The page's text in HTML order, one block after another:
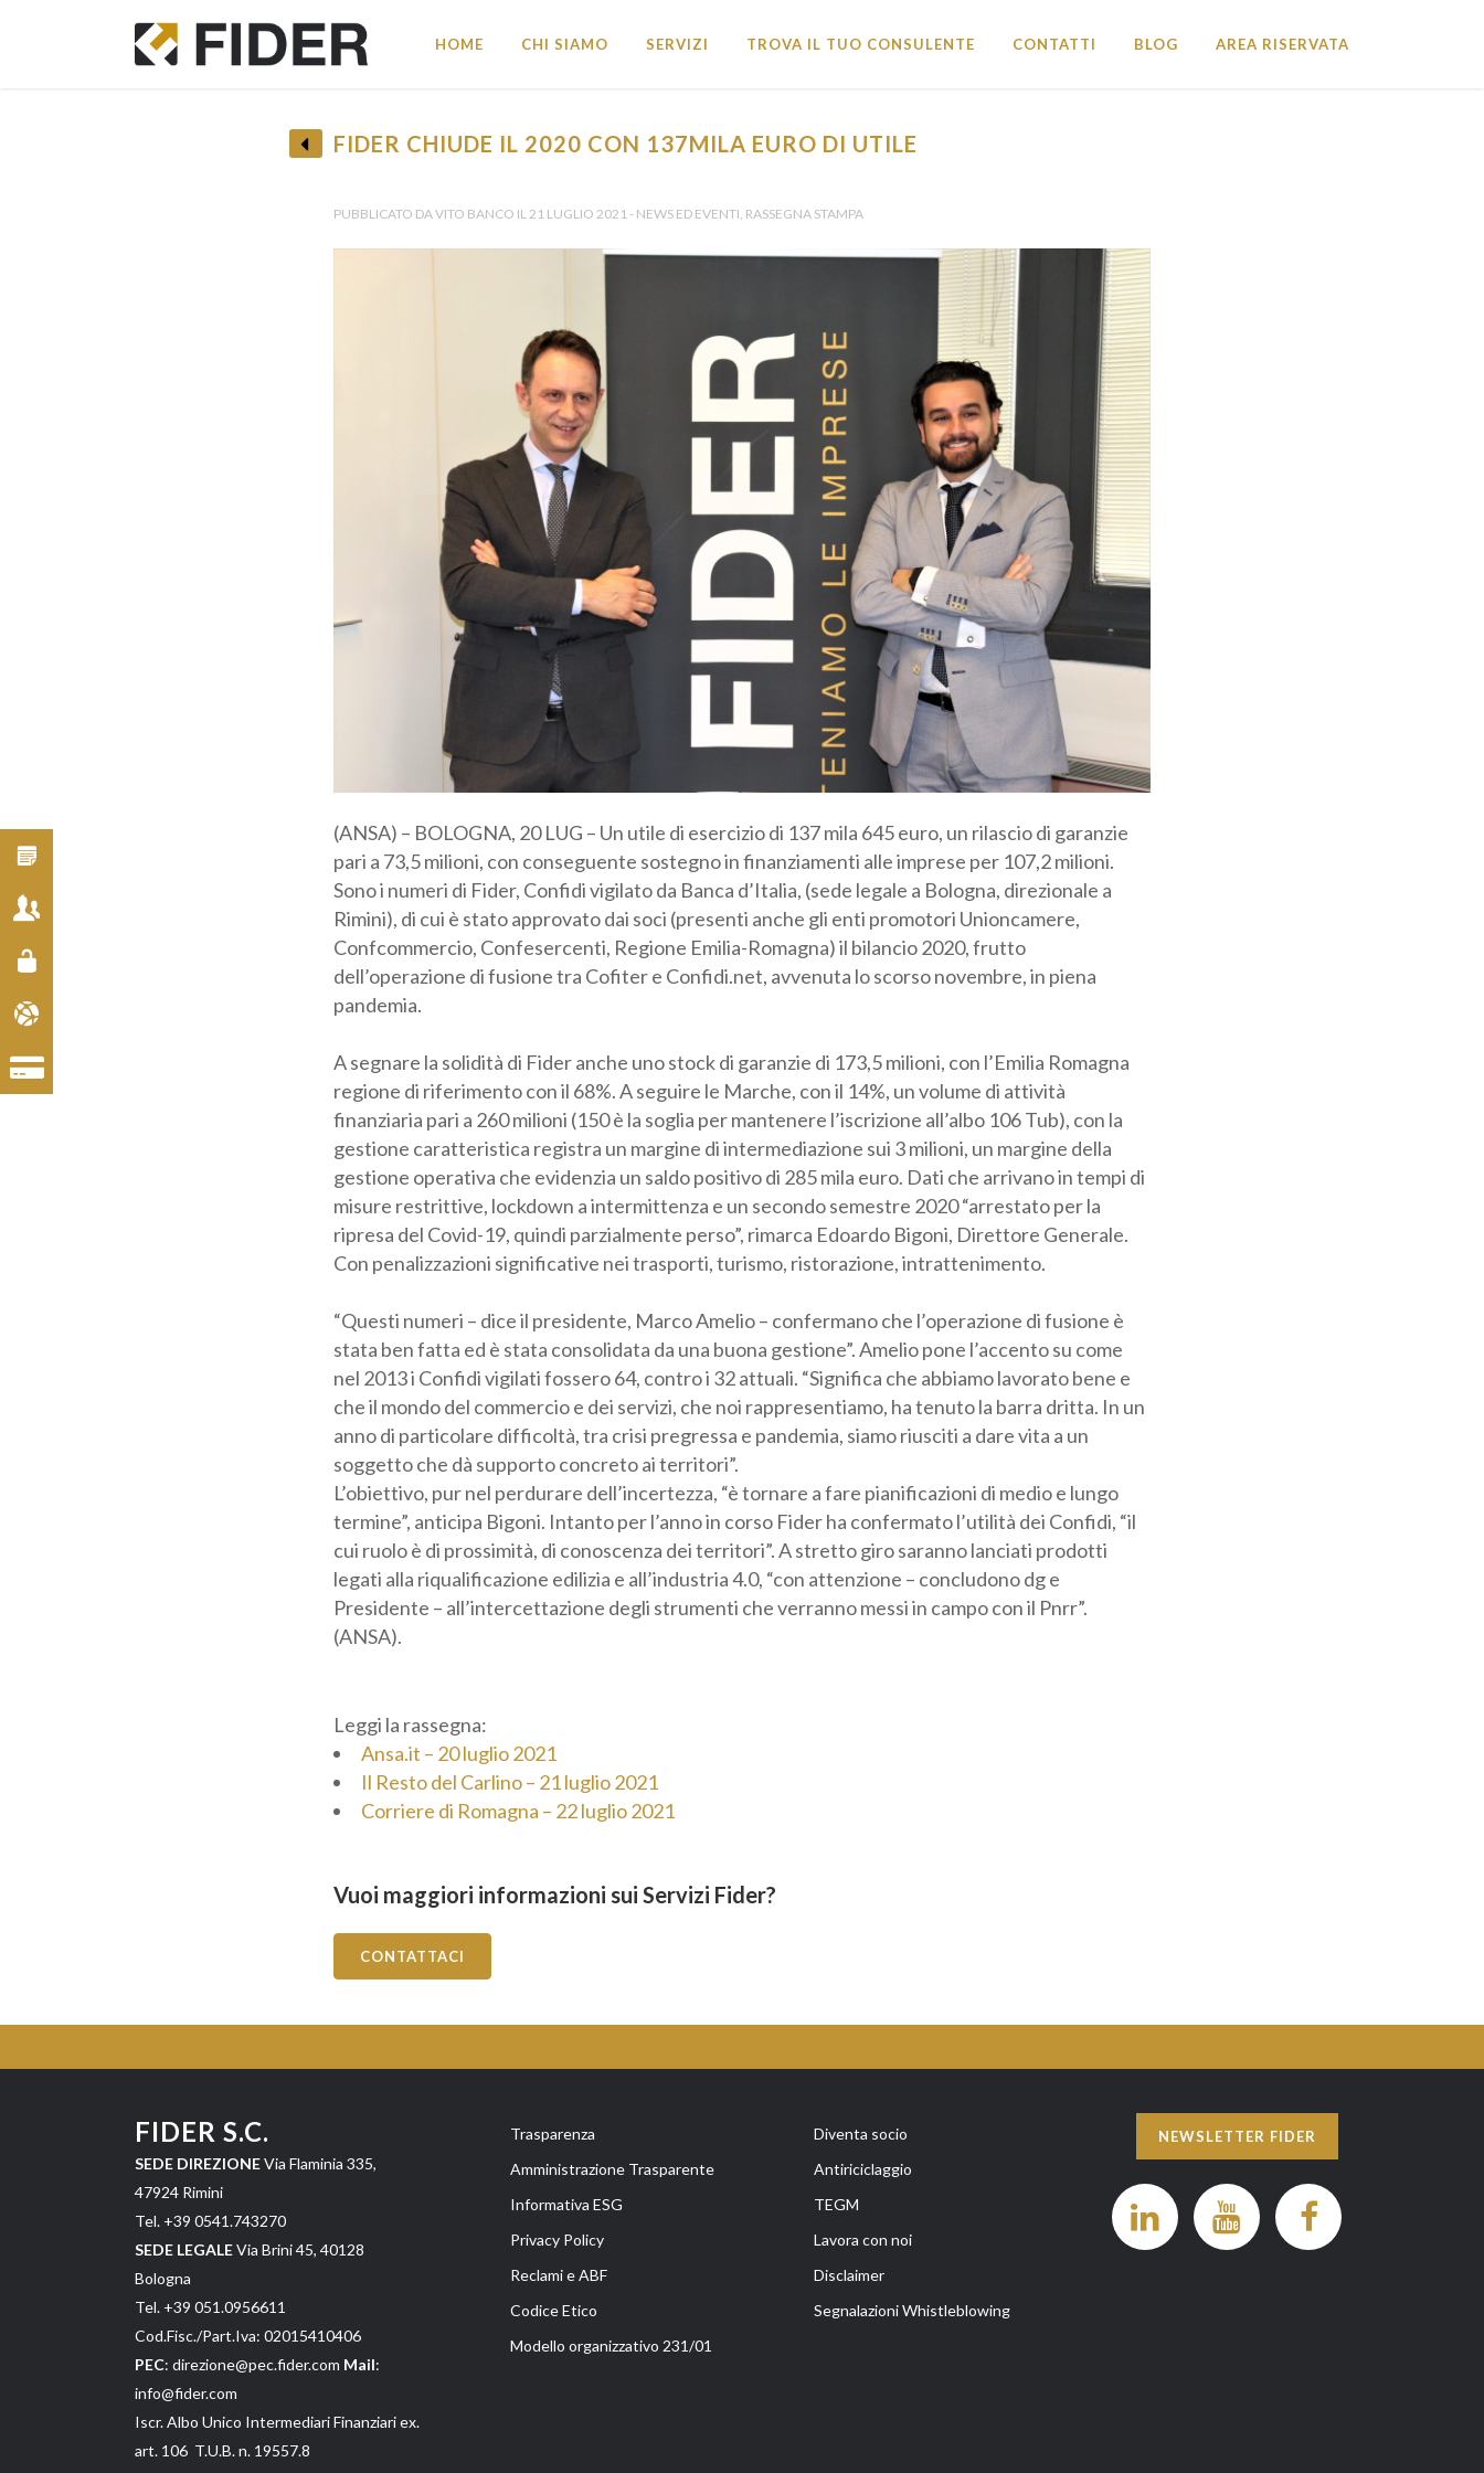
HOME CHI SIAMO SERVIZI TROVA IL TUO CONSULENTE CONTATTI BLOG AREA RISERVATA
FIDER CHIUDE IL 2020 CON 137MILA EURO DI UTILE
PUBBLICATO DA VITO BANCO IL 21 LUGLIO 2021 - NEWS ED EVENTI, RASSEGNA STAMPA
(ANSA) – BOLOGNA, 20 LUG – Un utile di esercizio di 137 mila 645 euro, un rilascio di garanzie
pari a 73,5 milioni, con conseguente sostegno in finanziamenti alle imprese per 107,2 milioni.
Sono i numeri di Fider, Confidi vigilato da Banca d’Italia, (sede legale a Bologna, direzionale a
Rimini), di cui è stato approvato dai soci (presenti anche gli enti promotori Unioncamere,
Confcommercio, Confesercenti, Regione Emilia-Romagna) il bilancio 2020, frutto
dell’operazione di fusione tra Cofiter e Confidi.net, avvenuta lo scorso novembre, in piena
pandemia.
A segnare la solidità di Fider anche uno stock di garanzie di 173,5 milioni, con l’Emilia Romagna
regione di riferimento con il 68%. A seguire le Marche, con il 14%, un volume di attività
finanziaria pari a 260 milioni (150 è la soglia per mantenere l’iscrizione all’albo 106 Tub), con la
gestione caratteristica registra un margine di intermediazione sui 3 milioni, un margine della
gestione operativa che evidenzia un saldo positivo di 285 mila euro. Dati che arrivano in tempi
di misure restrittive, lockdown a intermittenza e un secondo semestre 2020 “arrestato per la
ripresa del Covid-19, quindi parzialmente perso”, rimarca Edoardo Bigoni, Direttore Generale.
Con penalizzazioni significative nei trasporti, turismo, ristorazione, intrattenimento.
“Questi numeri – dice il presidente, Marco Amelio – confermano che l’operazione di fusione è
stata ben fatta ed è stata consolidata da una buona gestione”. Amelio pone l’accento su come
nel 2013 i Confidi vigilati fossero 64, contro i 32 attuali. “Significa che abbiamo lavorato bene e
che il mondo del commercio e dei servizi, che noi rappresentiamo, ha tenuto la barra dritta. In
un anno di particolare difficoltà, tra crisi pregressa e pandemia, siamo riusciti a dare vita a un
soggetto che dà supporto concreto ai territori”.
L’obiettivo, pur nel perdurare dell’incertezza, “è tornare a fare pianificazioni di medio e lungo
termine”, anticipa Bigoni. Intanto per l’anno in corso Fider ha confermato l’utilità dei Confidi, “il
cui ruolo è di prossimità, di conoscenza dei territori”. A stretto giro saranno lanciati prodotti
legati alla riqualificazione edilizia e all’industria 4.0, “con attenzione – concludono dg e
Presidente – all’intercettazione degli strumenti che verranno messi in campo con il Pnrr”.
(ANSA).
Leggi la rassegna:
Ansa.it – 20 luglio 2021
Il Resto del Carlino – 21 luglio 2021
Corriere di Romagna – 22 luglio 2021
Vuoi maggiori informazioni sui Servizi Fider?
CONTATTACI
FIDER S.C.
SEDE DIREZIONEVia Flaminia 335,
47924 Rimini
Tel. +39 0541.743270
SEDE LEGALE Via Brini 45, 40128
Bologna
Tel. +39 051.0956611
Cod.Fisc./Part.Iva: 02015410406
PEC: direzione@pec.fider.comMail:
info@fider.com
Iscr. Albo Unico Intermediari Finanziari ex.
art. 106 T.U.B. n. 19557.8
Trasparenza
Amministrazione Trasparente
Informativa ESG
Privacy Policy
Reclami e ABF
Codice Etico
Modello organizzativo 231/01
Diventa socio
Antiriciclaggio
TEGM
Lavora con noi
Disclaimer
Segnalazioni Whistleblowing
NEWSLETTER FIDER
Provincia *
Categoria professionale *
Autorizzo il trattamento dei miei dati personali *
ai sensi del D.Lgs. 196/2003 e del Regolamento (UE) 2016/679 GDPR
Informativa sulla Privacy